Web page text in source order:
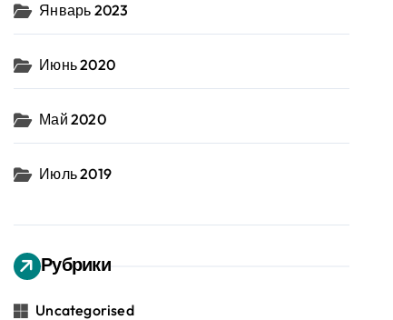
Январь 2023
Июнь 2020
Май 2020
Июль 2019
Рубрики
Uncategorised